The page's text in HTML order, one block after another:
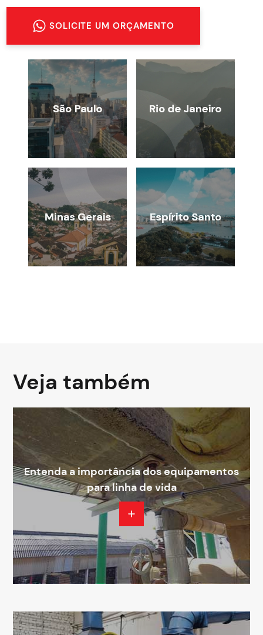
SOLICITE UM ORÇAMENTO
Veja também
Entenda a importância dos equipamentos
para linha de vida